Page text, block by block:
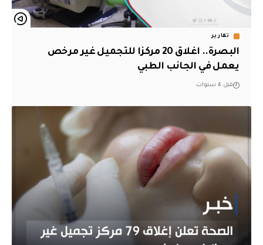
تقارير
البصرة.. اغلاق 20 مركزا للتجميل غير مرخص
يعمل في الجانب الطبي
قبل 4 سنوات